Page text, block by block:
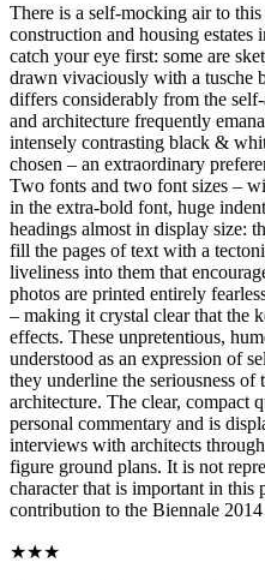
There is a self-mocking air to
construction and housing
catch your eye first: some are
drawn vivaciously with a tusche
differs considerably from the
and architecture frequently
intensely contrasting black &
chosen – an extraordinary
Two fonts and two font sizes –
in the extra-bold font, huge
headings almost in display size:
fill the pages of text with a
liveliness into them that
photos are printed entirely
– making it crystal clear that the
effects. These unpretentious,
understood as an expression of
they underline the seriousness of
architecture. The clear, compact
personal commentary and is
interviews with architects
figure ground plans. It is not
character that is important in
contribution to the Biennale
★★★